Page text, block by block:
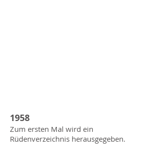
​1958
Zum ersten Mal wird ein
Rüdenverzeichnis herausgegeben.